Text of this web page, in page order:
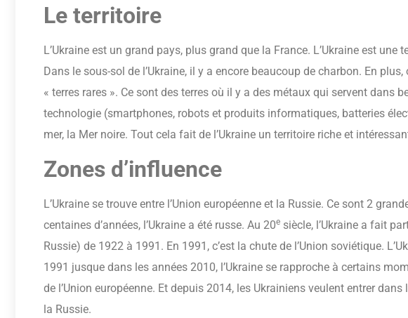
Le territoire
L’Ukraine est un grand pays, plus grand que la France. L’Ukraine est une
Dans le sous-sol de l’Ukraine, il y a encore beaucoup de charbon. En
« terres rares ». Ce sont des terres où il y a des métaux qui servent dans
technologie (smartphones, robots et produits informatiques, batteries
mer, la Mer noire. Tout cela fait de l’Ukraine un territoire riche et
Zones d’influence
L’Ukraine se trouve entre l’Union européenne et la Russie. Ce sont 2
centaines d’années, l’Ukraine a été russe. Au 20e siècle, l’Ukraine a fait
Russie) de 1922 à 1991. En 1991, c’est la chute de l’Union soviétique.
1991 jusque dans les années 2010, l’Ukraine se rapproche à certains
de l’Union européenne. Et depuis 2014, les Ukrainiens veulent entrer dans
la Russie.